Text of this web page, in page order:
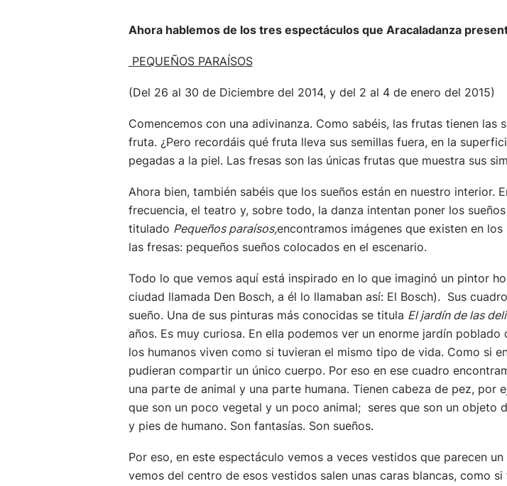
Ahora hablemos de los tres espectáculos que Aracaladanza
PEQUEÑOS PARAÍSOS
(Del 26 al 30 de Diciembre del 2014, y del 2 al 4 de enero del 2015)
Comencemos con una adivinanza. Como sabéis, las frutas tienen
fruta. ¿Pero recordáis qué fruta lleva sus semillas fuera, en la
pegadas a la piel. Las fresas son las únicas frutas que muestra sus
Ahora bien, también sabéis que los sueños están en nuestro interior.
frecuencia, el teatro y, sobre todo, la danza intentan poner los
titulado Pequeños paraísos,encontramos imágenes que existen en
las fresas: pequeños sueños colocados en el escenario.
Todo lo que vemos aquí está inspirado en lo que imaginó un pintor
ciudad llamada Den Bosch, a él lo llamaban así: El Bosch). Sus
sueño. Una de sus pinturas más conocidas se titula El jardín de las
años. Es muy curiosa. En ella podemos ver un enorme jardín
los humanos viven como si tuvieran el mismo tipo de vida. Como si
pudieran compartir un único cuerpo. Por eso en ese cuadro
una parte de animal y una parte humana. Tienen cabeza de pez, por
que son un poco vegetal y un poco animal; seres que son un
y pies de humano. Son fantasías. Son sueños.
Por eso, en este espectáculo vemos a veces vestidos que parecen
vemos del centro de esos vestidos salen unas caras blancas, como